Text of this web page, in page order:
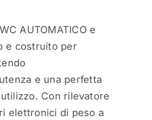
AUTOMATICO e
e costruito per
e una perfetta
Con rilevatore
elettronici di peso a